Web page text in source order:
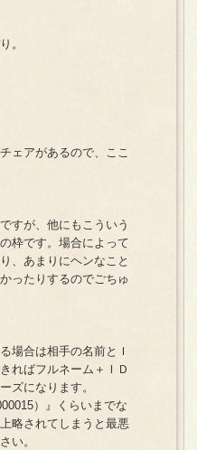
。
ェアがあるので、ここ
すが、他にもこういう
枠です。場合によって
、あまりにヘンなこと
ったりするのでごちゅ
場合は相手の名前とＩ
ればフルネーム＋ＩＤ
ズになります。
）』くらいまでな
略されてしまうと最悪
い。